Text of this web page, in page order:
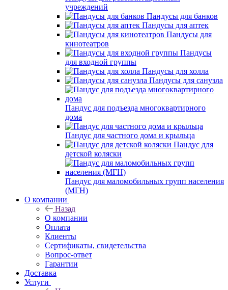
учреждений
Пандусы для банков
Пандусы для аптек
Пандусы для
кинотеатров
Пандусы
для входной группы
Пандусы для холла
Пандусы для санузла
Пандус для подъезда многоквартирного
дома
Пандус для частного дома и крыльца
Пандус для
детской коляски
Пандус для маломобильных групп населения
(МГН)
О компании
Назад
О компании
Оплата
Клиенты
Сертификаты, свидетельства
Вопрос-ответ
Гарантии
Доставка
Услуги